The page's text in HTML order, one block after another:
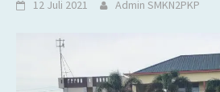
12 Juli 2021 Admin SMKN2PKP